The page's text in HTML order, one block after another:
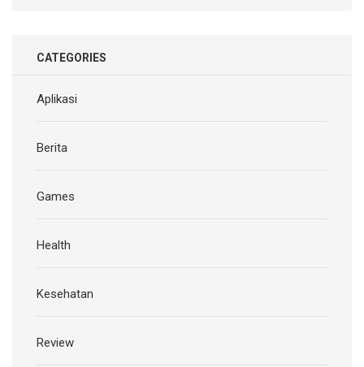
CATEGORIES
Aplikasi
Berita
Games
Health
Kesehatan
Review